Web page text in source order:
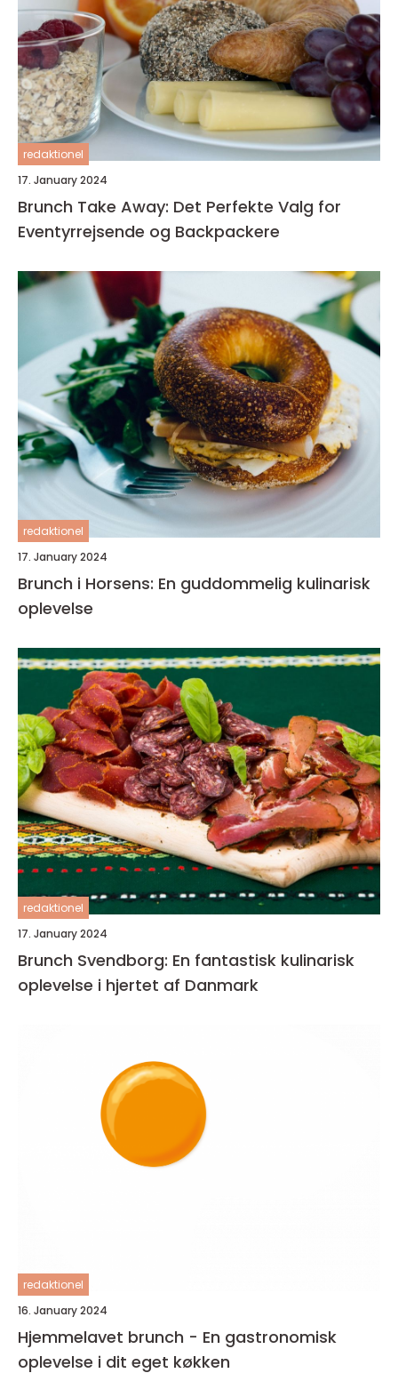
redaktionel
17. January 2024
Brunch Take Away: Det Perfekte Valg for
Eventyrrejsende og Backpackere
redaktionel
17. January 2024
Brunch i Horsens: En guddommelig kulinarisk
oplevelse
redaktionel
17. January 2024
Brunch Svendborg: En fantastisk kulinarisk
oplevelse i hjertet af Danmark
redaktionel
16. January 2024
Hjemmelavet brunch - En gastronomisk
oplevelse i dit eget køkken